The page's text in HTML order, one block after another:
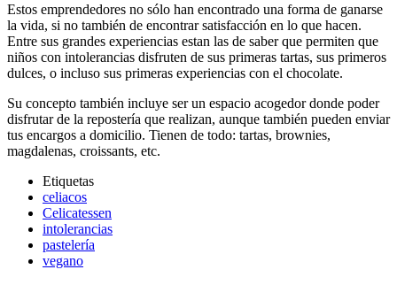
Estos emprendedores no sólo han encontrado una forma de ganarse
la vida, si no también de encontrar satisfacción en lo que hacen.
Entre sus grandes experiencias estan las de saber que permiten que
niños con intolerancias disfruten de sus primeras tartas, sus primeros
dulces, o incluso sus primeras experiencias con el chocolate.
Su concepto también incluye ser un espacio acogedor donde poder
disfrutar de la repostería que realizan, aunque también pueden enviar
tus encargos a domicilio. Tienen de todo: tartas, brownies,
magdalenas, croissants, etc.
Etiquetas
celiacos
Celicatessen
intolerancias
pastelería
vegano